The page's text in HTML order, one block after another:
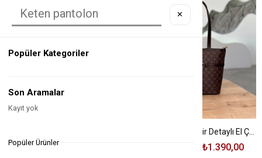
%42 ₺565,00 ₺1.390,00
✕
Popüler Kategoriler
Son Aramalar
Kayıt yok
Popüler Ürünler